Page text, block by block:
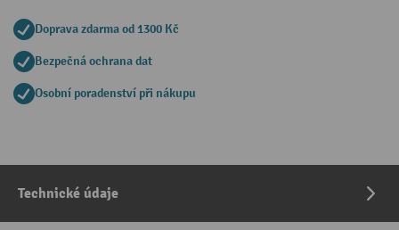
Doprava zdarma od 1300 Kč
Bezpečná ochrana dat
Osobní poradenství při nákupu
Technické údaje